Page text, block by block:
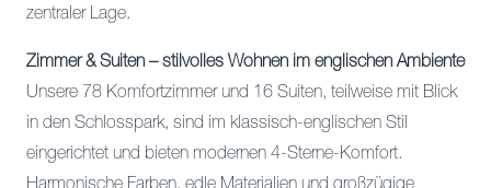
zentraler Lage.
Zimmer & Suiten – stilvolles Wohnen im englischen Ambiente
Unsere 78 Komfortzimmer und 16 Suiten, teilweise mit Blick
in den Schlosspark, sind im klassisch-englischen Stil
eingerichtet und bieten modernen 4-Sterne-Komfort.